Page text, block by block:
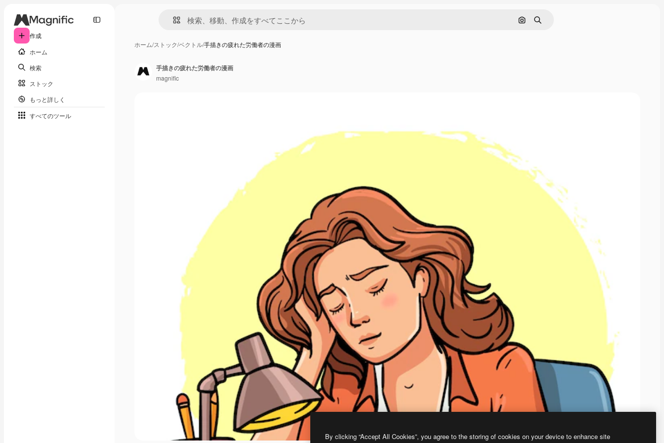
作成
ホーム
検索
ストック
もっと詳しく
すべてのツール
画像で検索
検索
ホーム/ストック/ベクトル/手描きの疲れた労働者の漫画
手描きの疲れた労働者の漫画
magnific
By clicking “Accept All Cookies”, you agree to the storing of cookies on your device to enhance site